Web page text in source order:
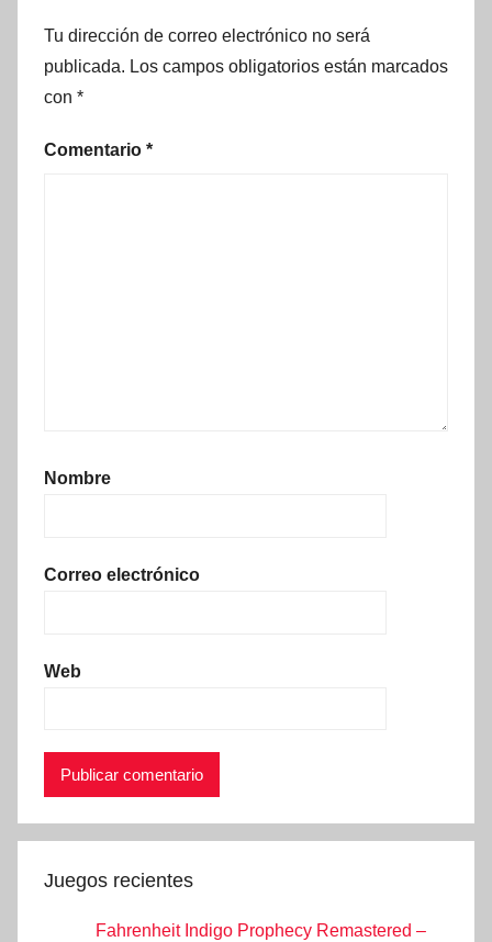
Tu dirección de correo electrónico no será
publicada. Los campos obligatorios están marcados
con *
Comentario *
Nombre
Correo electrónico
Web
Juegos recientes
Fahrenheit Indigo Prophecy Remastered –